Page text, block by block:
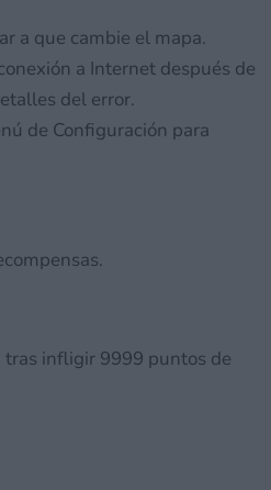
a que cambie el mapa.
a Internet después de
del error.
de Configuración para
tras infligir 9999 puntos de